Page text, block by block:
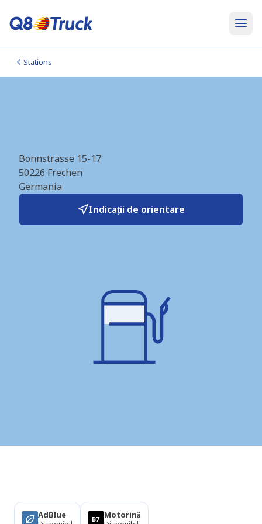
Stations
Bonnstrasse 15-17
50226 Frechen
Germania
Indicații de orientare
AdBlue Motorină